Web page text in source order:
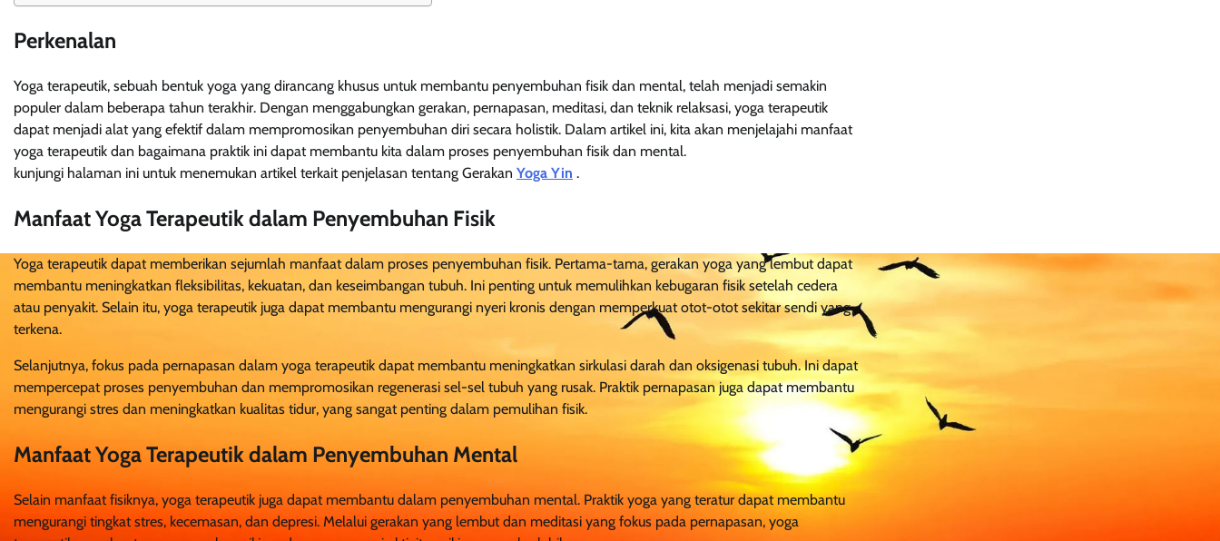
Perkenalan
Yoga terapeutik, sebuah bentuk yoga yang dirancang khusus untuk membantu penyembuhan fisik dan mental, telah menjadi semakin
populer dalam beberapa tahun terakhir. Dengan menggabungkan gerakan, pernapasan, meditasi, dan teknik relaksasi, yoga terapeutik
dapat menjadi alat yang efektif dalam mempromosikan penyembuhan diri secara holistik. Dalam artikel ini, kita akan menjelajahi manfaat
yoga terapeutik dan bagaimana praktik ini dapat membantu kita dalam proses penyembuhan fisik dan mental.
kunjungi halaman ini untuk menemukan artikel terkait penjelasan tentang Gerakan Yoga Yin .
Manfaat Yoga Terapeutik dalam Penyembuhan Fisik
Yoga terapeutik dapat memberikan sejumlah manfaat dalam proses penyembuhan fisik. Pertama-tama, gerakan yoga yang lembut dapat
membantu meningkatkan fleksibilitas, kekuatan, dan keseimbangan tubuh. Ini penting untuk memulihkan kebugaran fisik setelah cedera
atau penyakit. Selain itu, yoga terapeutik juga dapat membantu mengurangi nyeri kronis dengan memperkuat otot-otot sekitar sendi yang
terkena.
Selanjutnya, fokus pada pernapasan dalam yoga terapeutik dapat membantu meningkatkan sirkulasi darah dan oksigenasi tubuh. Ini dapat
mempercepat proses penyembuhan dan mempromosikan regenerasi sel-sel tubuh yang rusak. Praktik pernapasan juga dapat membantu
mengurangi stres dan meningkatkan kualitas tidur, yang sangat penting dalam pemulihan fisik.
Manfaat Yoga Terapeutik dalam Penyembuhan Mental
Selain manfaat fisiknya, yoga terapeutik juga dapat membantu dalam penyembuhan mental. Praktik yoga yang teratur dapat membantu
mengurangi tingkat stres, kecemasan, dan depresi. Melalui gerakan yang lembut dan meditasi yang fokus pada pernapasan, yoga